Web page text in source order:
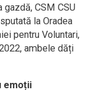
CSM CSU
la Oradea
pentru Voluntari,
ambele dăți
emoții